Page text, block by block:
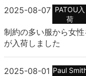
2025-08-07 PATOU入
荷
制約の多い服から女性
が入荷しました
2025-08-01 Paul